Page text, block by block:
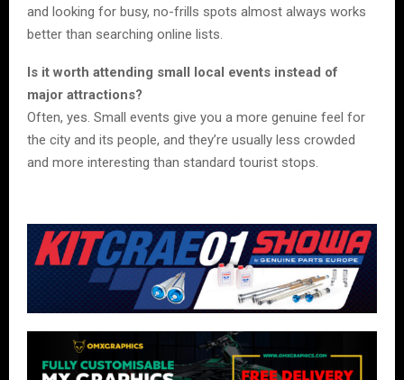
and looking for busy, no-frills spots almost always works
better than searching online lists.
Is it worth attending small local events instead of
major attractions?
Often, yes. Small events give you a more genuine feel for
the city and its people, and they’re usually less crowded
and more interesting than standard tourist stops.